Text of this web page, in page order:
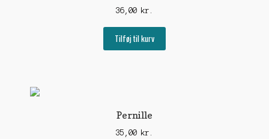
36,00 kr.
Tilføj til kurv
Pernille
35,00 kr.